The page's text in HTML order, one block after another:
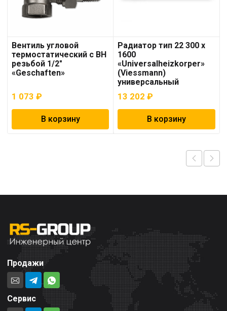
Вентиль угловой
термостатический с ВН
резьбой 1/2″
«Geschaften»
1 073 ₽
В корзину
Радиатор тип 22 300 x
1600
«Universalheizkorper»
(Viessmann)
универсальный
13 202₽
В корзину
Продажи
Сервис